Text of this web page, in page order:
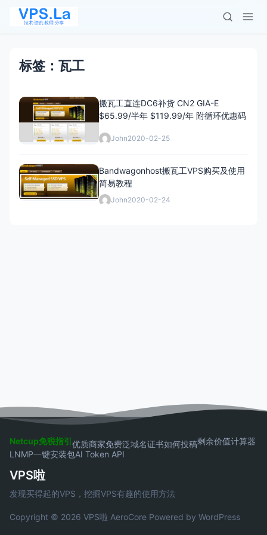
标签：瓦工
搬瓦工直连DC6补货 CN2 GIA-E
$65.99/半年 $119.99/年 附循环优惠码
John2020-02-25
Bandwagonhost搬瓦工VPS购买及使用
简易教程
John2020-02-24
Netcup免税指引优质商家免费泛域名证书如何投稿剩余价值计算器
LNMP一键安装包AI Token API
VPS啦
发现买得起的VPS，挖掘VPS有趣的使用方法
Copyright © 2026 VPS啦 AeroCore Powered by WordPress